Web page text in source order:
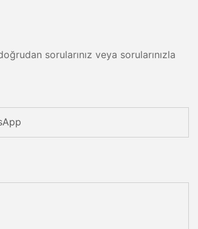
sorularınız veya sorularınızla